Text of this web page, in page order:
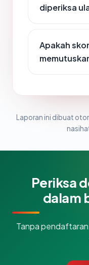
diperiksa
Apakah
Laporan ini dibuat
Periksa
dalam
Tanpa